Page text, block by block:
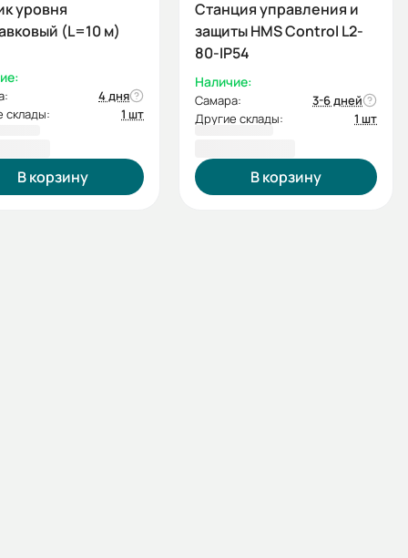
уровня
(L=10 м)
4 дня
склады:
1 шт
В корзину
Станция управления и
защиты HMS Control L2-
80-IP54
Наличие:
Самара:
3-6 дней
Другие склады:
1 шт
В корзину